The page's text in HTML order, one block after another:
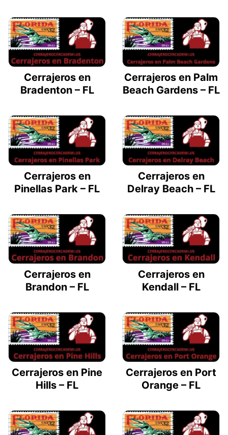
Cerrajeros en
Bradenton – FL
Cerrajeros en Palm
Beach Gardens – FL
Cerrajeros en
Pinellas Park – FL
Cerrajeros en
Delray Beach – FL
Cerrajeros en
Brandon – FL
Cerrajeros en
Kendall – FL
Cerrajeros en Pine
Hills – FL
Cerrajeros en Port
Orange – FL